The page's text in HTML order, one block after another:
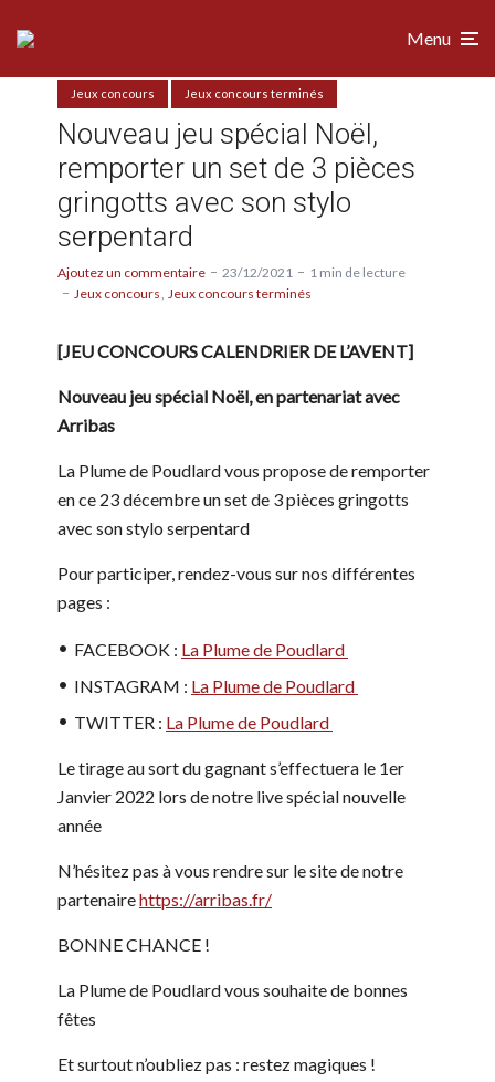
Menu
Jeux concours Jeux concours terminés
Nouveau jeu spécial Noël,
remporter un set de 3 pièces
gringotts avec son stylo
serpentard
Ajoutez un commentaire 23/12/2021
1 min de lecture
Jeux concours
Jeux concours terminés
[JEU CONCOURS CALENDRIER DE L’AVENT]
Nouveau jeu spécial Noël, en partenariat avec
Arribas
La Plume de Poudlard vous propose de remporter
en ce 23 décembre un set de 3 pièces gringotts
avec son stylo serpentard
Pour participer, rendez-vous sur nos différentes
pages :
FACEBOOK : La Plume de Poudlard
INSTAGRAM : La Plume de Poudlard
TWITTER : La Plume de Poudlard
Le tirage au sort du gagnant s’effectuera le 1er
Janvier 2022 lors de notre live spécial nouvelle
année
N’hésitez pas à vous rendre sur le site de notre
partenairehttps://arribas.fr/
BONNE CHANCE !
La Plume de Poudlard vous souhaite de bonnes
fêtes
Et surtout n’oubliez pas : restez magiques !